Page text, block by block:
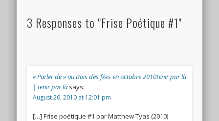
3 Responses to "Frise Poétique #1"
« Parler de » au Bois des fées en octobre 2010tenir par là
| tenir par là says:
August 26, 2010 at 12:01 pm
[…] Frise poétique #1 par Matthew Tyas (2010)